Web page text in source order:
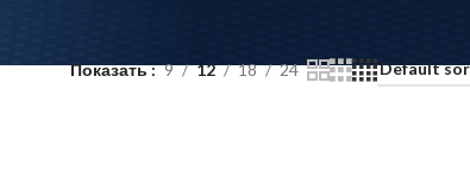
Показать 9 12 18 24